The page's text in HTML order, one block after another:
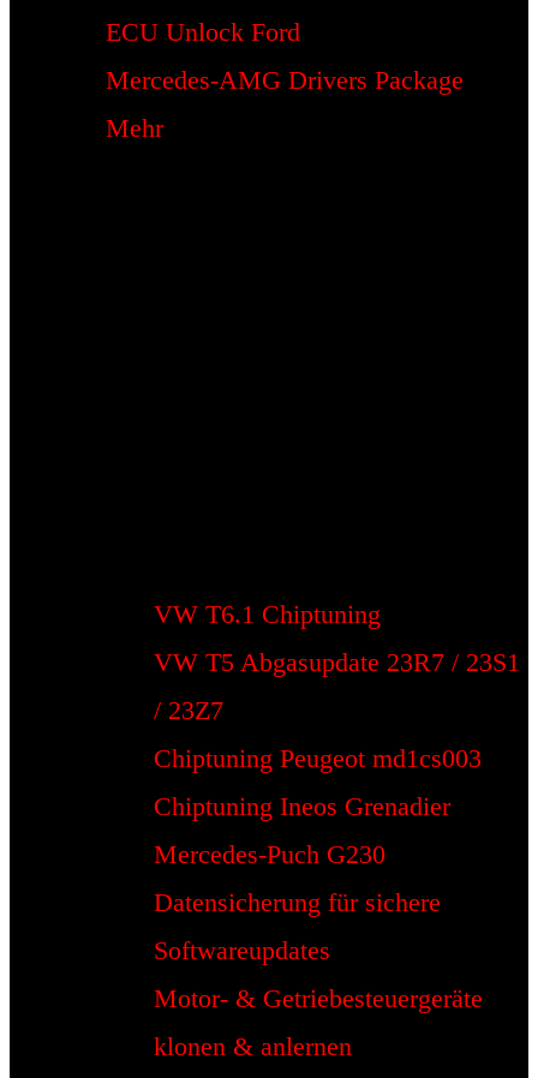
ECU Unlock Ford
Mercedes-AMG Drivers Package
Mehr
VW T6.1 Chiptuning
VW T5 Abgasupdate 23R7 / 23S1
/ 23Z7
Chiptuning Peugeot md1cs003
Chiptuning Ineos Grenadier
Mercedes-Puch G230
Datensicherung für sichere
Softwareupdates
Motor- & Getriebesteuergeräte
klonen & anlernen